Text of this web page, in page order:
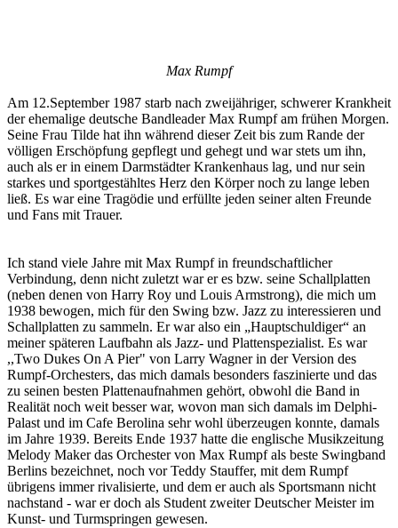
Max Rumpf
Am 12.September 1987 starb nach zweijähriger, schwerer Krankheit
der ehemalige deutsche Bandleader Max Rumpf am frühen Morgen.
Seine Frau Tilde hat ihn während dieser Zeit bis zum Rande der
völligen Erschöpfung gepflegt und gehegt und war stets um ihn,
auch als er in einem Darmstädter Krankenhaus lag, und nur sein
starkes und sportgestähltes Herz den Körper noch zu lange leben
ließ. Es war eine Tragödie und erfüllte jeden seiner alten Freunde
und Fans mit Trauer.
Ich stand viele Jahre mit Max Rumpf in freundschaftlicher
Verbindung, denn nicht zuletzt war er es bzw. seine Schallplatten
(neben denen von Harry Roy und Louis Armstrong), die mich um
1938 bewogen, mich für den Swing bzw. Jazz zu interessieren und
Schallplatten zu sammeln. Er war also ein „Hauptschuldiger“ an
meiner späteren Laufbahn als Jazz- und Plattenspezialist. Es war
,,Two Dukes On A Pier" von Larry Wagner in der Version des
Rumpf-Orchesters, das mich damals besonders faszinierte und das
zu seinen besten Plattenaufnahmen gehört, obwohl die Band in
Realität noch weit besser war, wovon man sich damals im Delphi-
Palast und im Cafe Berolina sehr wohl überzeugen konnte, damals
im Jahre 1939. Bereits Ende 1937 hatte die englische Musikzeitung
Melody Maker das Orchester von Max Rumpf als beste Swingband
Berlins bezeichnet, noch vor Teddy Stauffer, mit dem Rumpf
übrigens immer rivalisierte, und dem er auch als Sportsmann nicht
nachstand - war er doch als Student zweiter Deutscher Meister im
Kunst- und Turmspringen gewesen.